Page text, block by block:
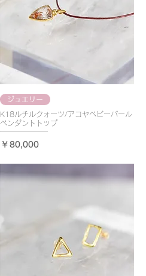
ジュエリー
K18ルチルクォーツ/アコヤベビーパール
ペンダントトップ
価格
￥80,000